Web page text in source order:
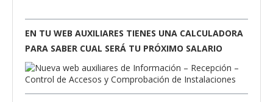
EN TU WEB AUXILIARES TIENES UNA CALCULADORA
PARA SABER CUAL SERÁ TU PRÓXIMO SALARIO